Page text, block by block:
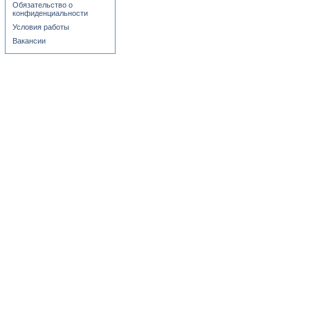
Обязательство о
конфиденциальности
Условия работы
Вакансии